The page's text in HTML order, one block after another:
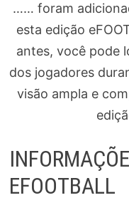
…… foram
esta edição
antes, você pode
dos jogadores
visão ampla e
EFOOTBALL